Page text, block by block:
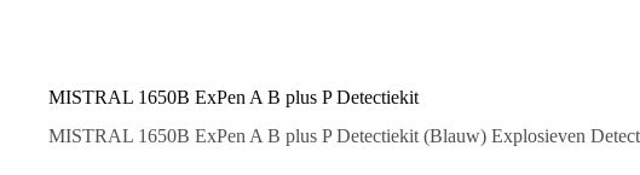
MISTRAL 1650B ExPen A B plus P Detectiekit
MISTRAL 1650B ExPen A B plus P Detectiekit (Blauw) Explosieven